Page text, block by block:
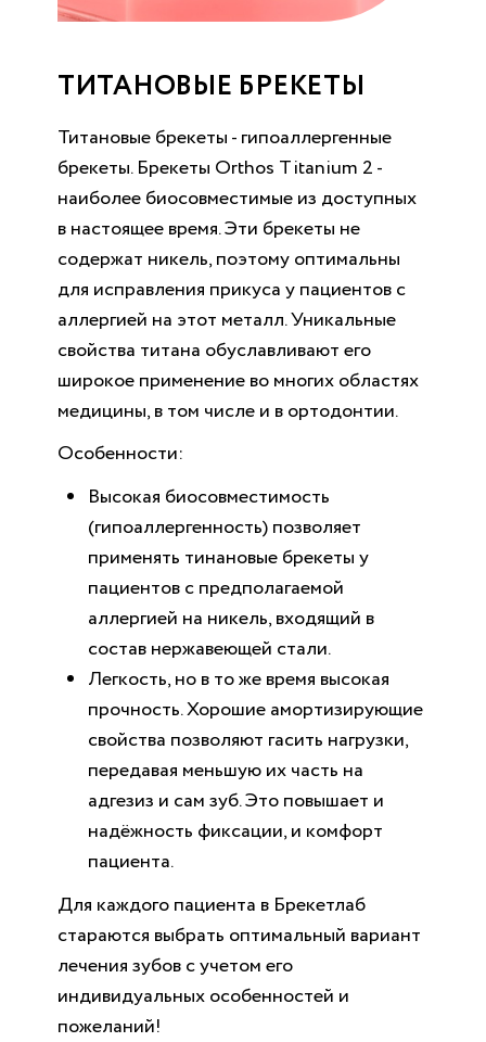
ТИТАНОВЫЕ БРЕКЕТЫ
Титановые брекеты - гипоаллергенные
брекеты. Брекеты Orthos Titanium 2 -
наиболее биосовместимые из доступных
в настоящее время. Эти брекеты не
содержат никель, поэтому оптимальны
для исправления прикуса у пациентов с
аллергией на этот металл. Уникальные
свойства титана обуславливают его
широкое применение во многих областях
медицины, в том числе и в ортодонтии.
Особенности:
Высокая биосовместимость
(гипоаллергенность) позволяет
применять тинановые брекеты у
пациентов с предполагаемой
аллергией на никель, входящий в
состав нержавеющей стали.
Легкость, но в то же время высокая
прочность. Хорошие амортизирующие
свойства позволяют гасить нагрузки,
передавая меньшую их часть на
адгезиз и сам зуб. Это повышает и
надёжность фиксации, и комфорт
пациента.
Для каждого пациента в Брекетлаб
стараются выбрать оптимальный вариант
лечения зубов с учетом его
индивидуальных особенностей и
пожеланий!